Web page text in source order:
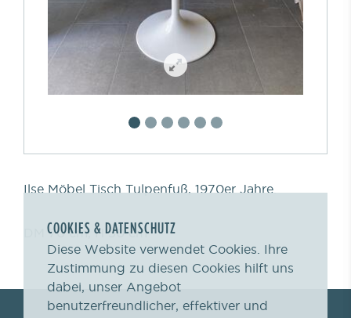
Ilse Möbel Tisch Tulpenfuß, 1970er Jahre.
DM 70 cm, H 50 cm
COOKIES & DATENSCHUTZ
Diese Website verwendet Cookies. Ihre
Zustimmung zu diesen Cookies hilft uns
dabei, unser Angebot
benutzerfreundlicher, effektiver und